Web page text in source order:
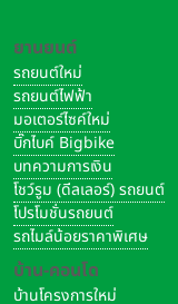
ยานยนต์
รถยนต์ใหม่
รถยนต์ไฟฟ้า
มอเตอร์ไซค์ใหม่
บิ๊กไบค์ Bigbike
บทความการเงิน
โชว์รูม (ดีลเลอร์) รถยนต์
โปรโมชั่นรถยนต์
รถไมล์น้อยราคาพิเศษ
บ้าน-คอนโด
บ้านโครงการใหม่